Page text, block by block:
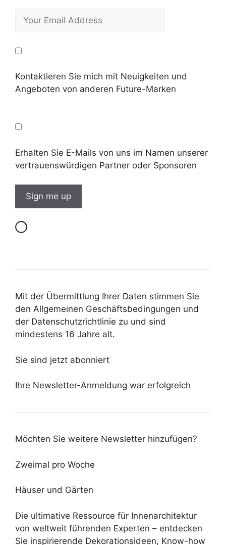
Kontaktieren Sie mich mit Neuigkeiten und
Angeboten von anderen Future-Marken
Erhalten Sie E-Mails von uns im Namen unserer
vertrauenswürdigen Partner oder Sponsoren
Mit der Übermittlung Ihrer Daten stimmen Sie
den Allgemeinen Geschäftsbedingungen und
der Datenschutzrichtlinie zu und sind
mindestens 16 Jahre alt.
Sie sind jetzt abonniert
Ihre Newsletter-Anmeldung war erfolgreich
Möchten Sie weitere Newsletter hinzufügen?
Zweimal pro Woche
Häuser und Gärten
Die ultimative Ressource für Innenarchitektur
von weltweit führenden Experten – entdecken
Sie inspirierende Dekorationsideen, Know-how